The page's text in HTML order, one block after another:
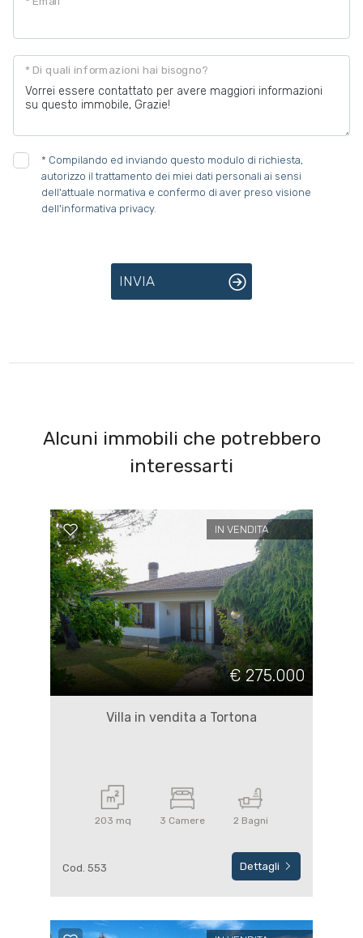
* Di quali informazioni hai bisogno?
* Compilando ed inviando questo modulo di richiesta,
autorizzo il trattamento dei miei dati personali ai sensi
dell'attuale normativa e confermo di aver preso visione
dell'informativa privacy.
INVIA
Alcuni immobili che potrebbero
interessarti
IN VENDITA
€ 275.000
Villa in vendita a Tortona
203 mq 3 Camere 2 Bagni
Cod. 553 Dettagli
Posto auto/Box
Balcone/Terrazzo
Arredato